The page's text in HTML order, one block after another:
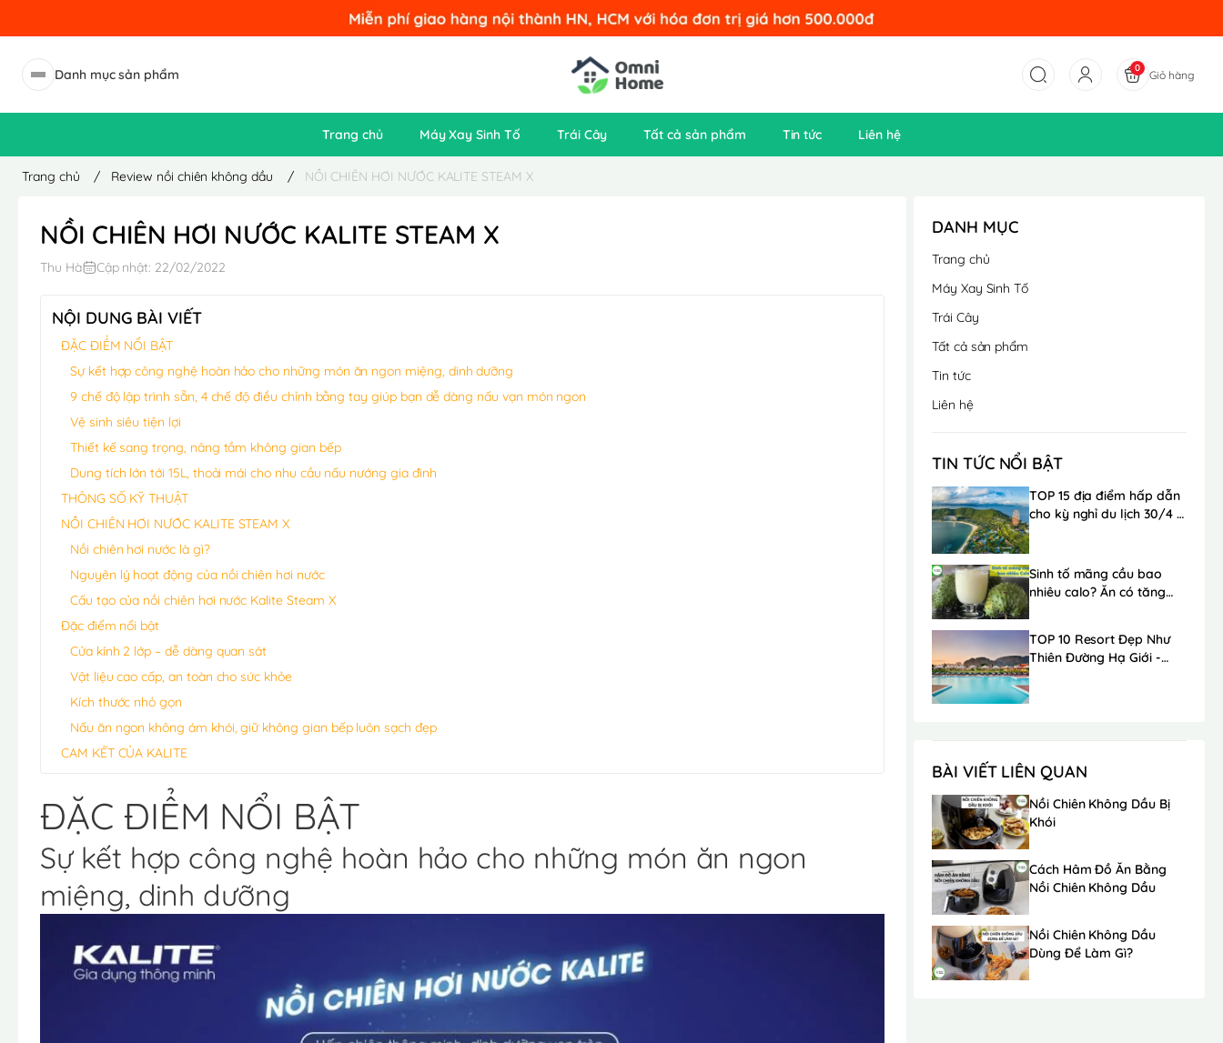
Danh mục sản phẩm 0
Giỏ hàng
Trang chủ Máy Xay Sinh Tố Trái Cây Tất cả sản phẩm Tin tức Liên hệ
Trang chủ / Review nồi chiên không dầu / NỒI CHIÊN HƠI NƯỚC KALITE STEAM X
NỒI CHIÊN HƠI NƯỚC KALITE STEAM X
Thu Hà Cập nhật: 22/02/2022
NỘI DUNG BÀI VIẾT
ĐẶC ĐIỂM NỔI BẬT
Sự kết hợp công nghệ hoàn hảo cho những món ăn ngon miệng, dinh dưỡng
9 chế độ lập trình sẵn, 4 chế độ điều chỉnh bằng tay giúp bạn dễ dàng nấu vạn món ngon
Vệ sinh siêu tiện lợi
Thiết kế sang trọng, nâng tầm không gian bếp
Dung tích lớn tới 15L, thoải mái cho nhu cầu nấu nướng gia đình
THÔNG SỐ KỸ THUẬT
NỒI CHIÊN HƠI NƯỚC KALITE STEAM X
Nồi chiên hơi nước là gì?
Nguyên lý hoạt động của nồi chiên hơi nước
Cấu tạo của nồi chiên hơi nước Kalite Steam X
Đặc điểm nổi bật
Cửa kính 2 lớp – dễ dàng quan sát
Vật liệu cao cấp, an toàn cho sức khỏe
Kích thước nhỏ gọn
Nấu ăn ngon không ám khói, giữ không gian bếp luôn sạch đẹp
CAM KẾT CỦA KALITE
ĐẶC ĐIỂM NỔI BẬT
Sự kết hợp công nghệ hoàn hảo cho những món ăn ngon
miệng, dinh dưỡng
DANH MỤC
Trang chủ
Máy Xay Sinh Tố
Trái Cây
Tất cả sản phẩm
Tin tức
Liên hệ
TIN TỨC NỔI BẬT
TOP 15 địa điểm hấp dẫn
cho kỳ nghỉ du lịch 30/4 -
Sinh tố mãng cầu bao
nhiêu calo? Ăn có tăng
TOP 10 Resort Đẹp Như
Thiên Đường Hạ Giới -
BÀI VIẾT LIÊN QUAN
Nồi Chiên Không Dầu Bị
Khói
Cách Hâm Đồ Ăn Bằng
Nồi Chiên Không Dầu
Nồi Chiên Không Dầu
Dùng Để Làm Gì?